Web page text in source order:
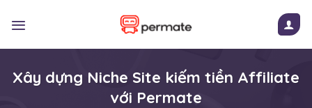
Xây dựng Niche Site kiếm tiền Affiliate
với Permate